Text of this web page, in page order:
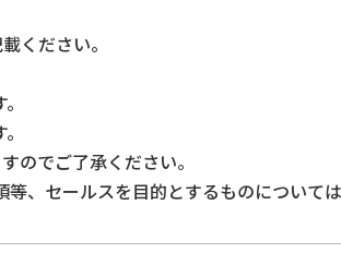
ください。
のでご了承ください。
、セールスを目的とするものについては